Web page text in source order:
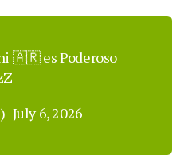
🇦🇷 es Poderoso
July 6, 2026